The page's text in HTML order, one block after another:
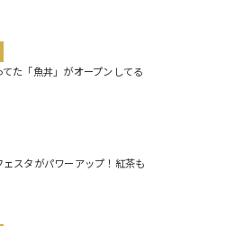
た「魚丼」がオープンしてる
ェスタがパワーアップ！紅茶も